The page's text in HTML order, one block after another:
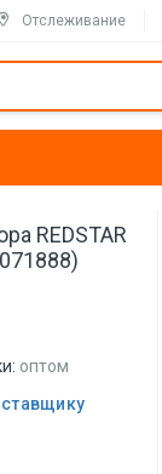
Отслеживание
REDSTAR
оптом